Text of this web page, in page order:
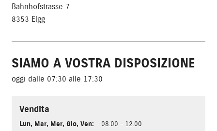
Bahnhofstrasse 7
8353 Elgg
SIAMO A VOSTRA DISPOSIZIONE
oggi dalle 07:30 alle 17:30
Vendita
Lun, Mar, Mer, Gio, Ven:
08:00 - 12:00